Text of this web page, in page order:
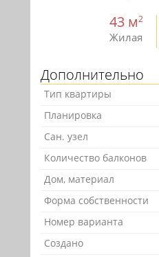
43 м2
Жилая
Дополнительно
Тип квартиры
Планировка
Сан. узел
Количество балконов
Дом, материал
Форма собственности
Номер варианта
Создано